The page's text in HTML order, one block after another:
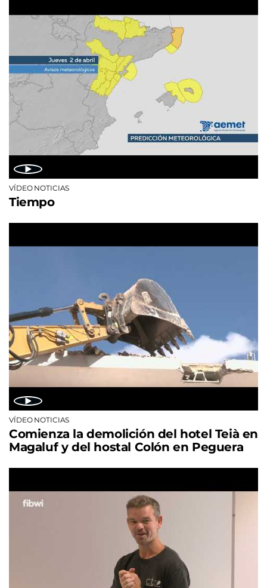
VÍDEO NOTICIAS
Tiempo
VÍDEO NOTICIAS
Comienza la demolición del hotel Teià en
Magaluf y del hostal Colón en Peguera